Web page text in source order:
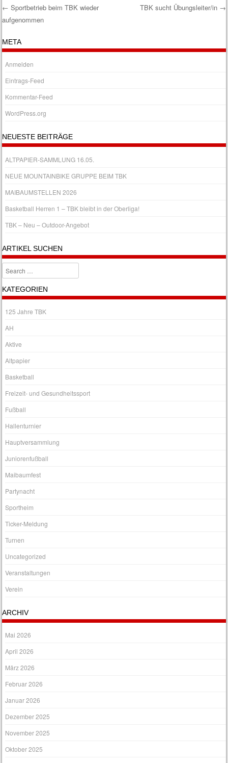
Post navigation
← Sportbetrieb beim TBK wieder
aufgenommen
TBK sucht Übungsleiter/in →
META
Anmelden
Eintrags-Feed
Kommentar-Feed
WordPress.org
NEUESTE BEITRÄGE
ALTPAPIER-SAMMLUNG 16.05.
NEUE MOUNTAINBIKE GRUPPE BEIM TBK
MAIBAUMSTELLEN 2026
Basketball Herren 1 – TBK bleibt in der Oberliga!
TBK – Neu – Outdoor-Angebot
ARTIKEL SUCHEN
Search
KATEGORIEN
125 Jahre TBK
AH
Aktive
Altpapier
Basketball
Freizeit- und Gesundheitssport
Fußball
Hallenturnier
Hauptversammlung
Juniorenfußball
Maibaumfest
Partynacht
Sportheim
Ticker-Meldung
Turnen
Uncategorized
Veranstaltungen
Verein
ARCHIV
Mai 2026
April 2026
März 2026
Februar 2026
Januar 2026
Dezember 2025
November 2025
Oktober 2025